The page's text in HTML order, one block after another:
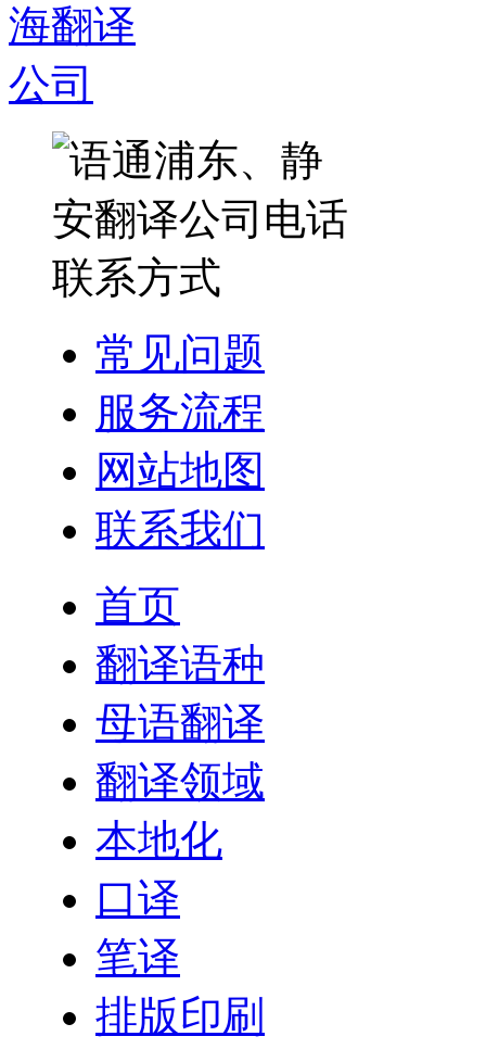
常见问题
服务流程
网站地图
联系我们
首页
翻译语种
母语翻译
翻译领域
本地化
口译
笔译
排版印刷